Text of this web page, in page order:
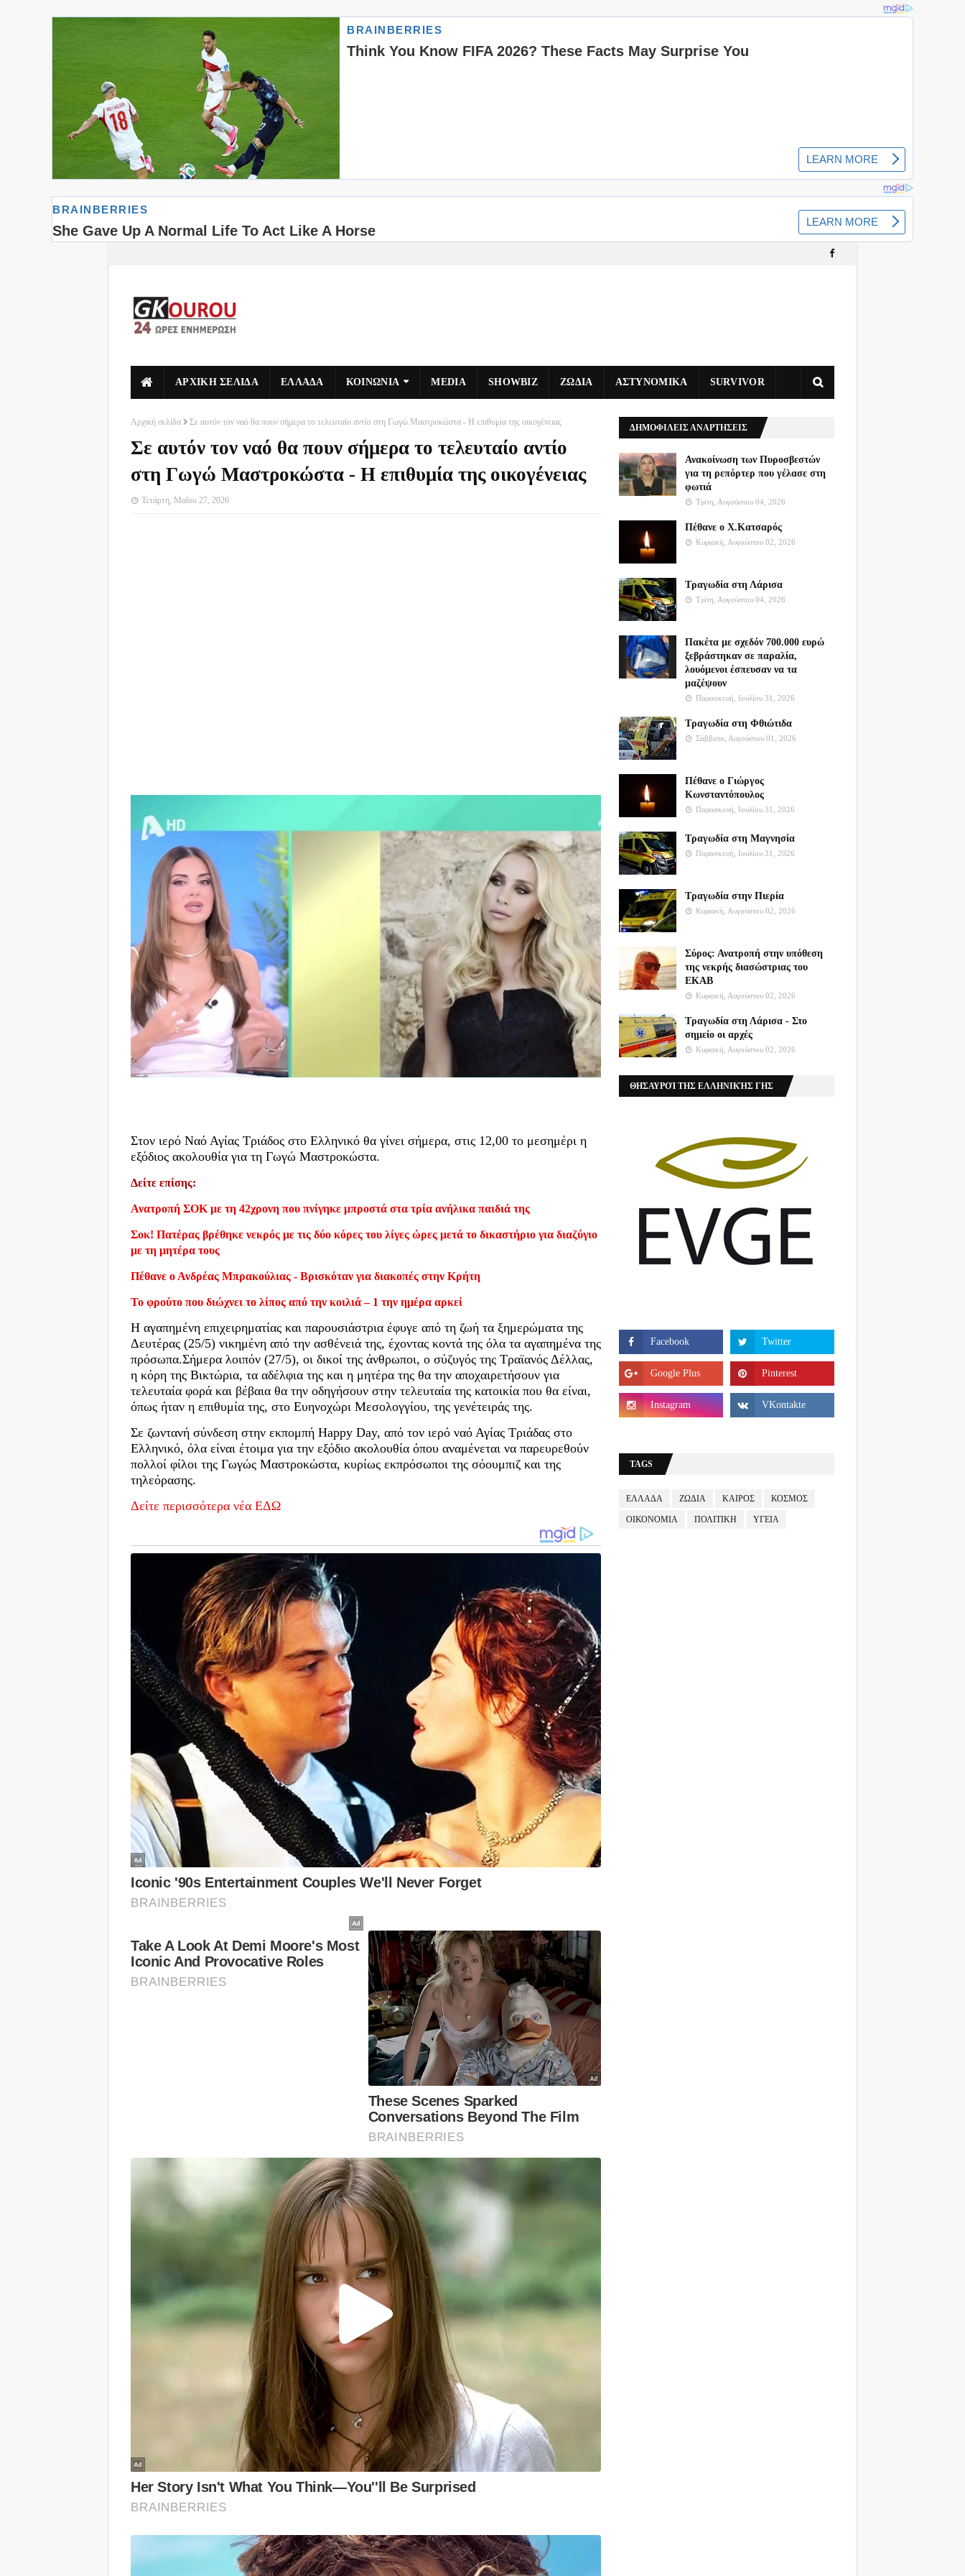
ΑΡΧΙΚΗ ΣΕΛΙΔΑ ΕΛΛΑΔΑ ΚΟΙΝΩΝΙΑ MEDIA SHOWBIZ ΖΩΔΙΑ ΑΣΤΥΝΟΜΙΚΑ SURVIVOR
Αρχική σελίδα Σε αυτόν τον ναό θα πουν σήμερα το τελευταίο αντίο στη Γωγώ Μαστροκώστα - Η επιθυμία της οικογένειας
Σε αυτόν τον ναό θα πουν σήμερα το τελευταίο αντίο
στη Γωγώ Μαστροκώστα - Η επιθυμία της οικογένειας
Τετάρτη, Μαΐου 27, 2026
Στον ιερό Ναό Αγίας Τριάδος στο Ελληνικό θα γίνει σήμερα, στις 12,00 το μεσημέρι η
εξόδιος ακολουθία για τη Γωγώ Μαστροκώστα.
Δείτε επίσης:
Ανατροπή ΣΟΚ με τη 42χρονη που πνίγηκε μπροστά στα τρία ανήλικα παιδιά της
Σοκ! Πατέρας βρέθηκε νεκρός με τις δύο κόρες του λίγες ώρες μετά το δικαστήριο για διαζύγιο
με τη μητέρα τους
Πέθανε ο Ανδρέας Μπρακούλιας - Βρισκόταν για διακοπές στην Κρήτη
Το φρούτο που διώχνει το λίπος από την κοιλιά – 1 την ημέρα αρκεί
Η αγαπημένη επιχειρηματίας και παρουσιάστρια έφυγε από τη ζωή τα ξημερώματα της
Δευτέρας (25/5) νικημένη από την ασθένειά της, έχοντας κοντά της όλα τα αγαπημένα της
πρόσωπα.Σήμερα λοιπόν (27/5), οι δικοί της άνθρωποι, ο σύζυγός της Τραϊανός Δέλλας,
η κόρη της Βικτώρια, τα αδέλφια της και η μητέρα της θα την αποχαιρετήσουν για
τελευταία φορά και βέβαια θα την οδηγήσουν στην τελευταία της κατοικία που θα είναι,
όπως ήταν η επιθυμία της, στο Ευηνοχώρι Μεσολογγίου, της γενέτειράς της.
Σε ζωντανή σύνδεση στην εκπομπή Happy Day, από τον ιερό ναό Αγίας Τριάδας στο
Ελληνικό, όλα είναι έτοιμα για την εξόδιο ακολουθία όπου αναμένεται να παρευρεθούν
πολλοί φίλοι της Γωγώς Μαστροκώστα, κυρίως εκπρόσωποι της σόουμπιζ και της
τηλεόρασης.
Δείτε περισσότερα νέα ΕΔΩ
ΔΗΜΟΦΙΛΕΙΣ ΑΝΑΡΤΗΣΕΙΣ
Ανακοίνωση των Πυροσβεστών
για τη ρεπόρτερ που γέλασε στη
φωτιά
Τρίτη, Αυγούστου 04, 2026
Πέθανε ο Χ.Κατσαρός
Κυριακή, Αυγούστου 02, 2026
Τραγωδία στη Λάρισα
Τρίτη, Αυγούστου 04, 2026
Πακέτα με σχεδόν 700.000 ευρώ
ξεβράστηκαν σε παραλία,
λουόμενοι έσπευσαν να τα
μαζέψουν
Παρασκευή, Ιουλίου 31, 2026
Τραγωδία στη Φθιώτιδα
Σάββατο, Αυγούστου 01, 2026
Πέθανε ο Γιώργος
Κωνσταντόπουλος
Παρασκευή, Ιουλίου 31, 2026
Τραγωδία στη Μαγνησία
Παρασκευή, Ιουλίου 31, 2026
Τραγωδία στην Πιερία
Κυριακή, Αυγούστου 02, 2026
Σύρος: Ανατροπή στην υπόθεση
της νεκρής διασώστριας του
ΕΚΑΒ
Κυριακή, Αυγούστου 02, 2026
Τραγωδία στη Λάρισα - Στο
σημείο οι αρχές
Κυριακή, Αυγούστου 02, 2026
ΘΗΣΑΥΡΟΊ ΤΗΣ ΕΛΛΗΝΙΚΉΣ ΓΗΣ
TAGS
ΕΛΛΑΔΑ ΖΩΔΙΑ ΚΑΙΡΟΣ ΚΟΣΜΟΣ
ΟΙΚΟΝΟΜΙΑ ΠΟΛΙΤΙΚΗ ΥΓΕΙΑ